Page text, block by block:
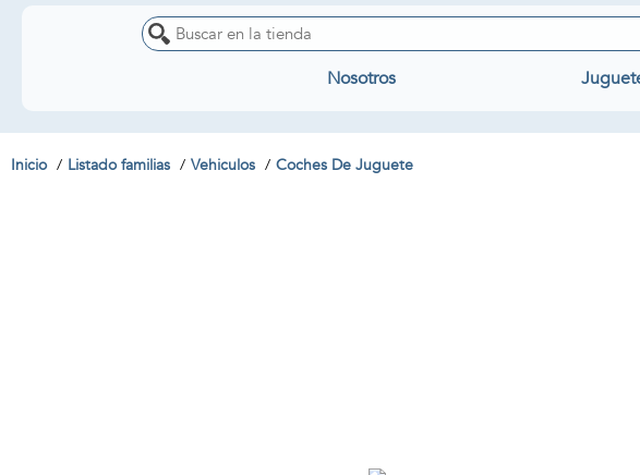
Nosotros
Inicio Listado familias Vehiculos Coches De Juguete